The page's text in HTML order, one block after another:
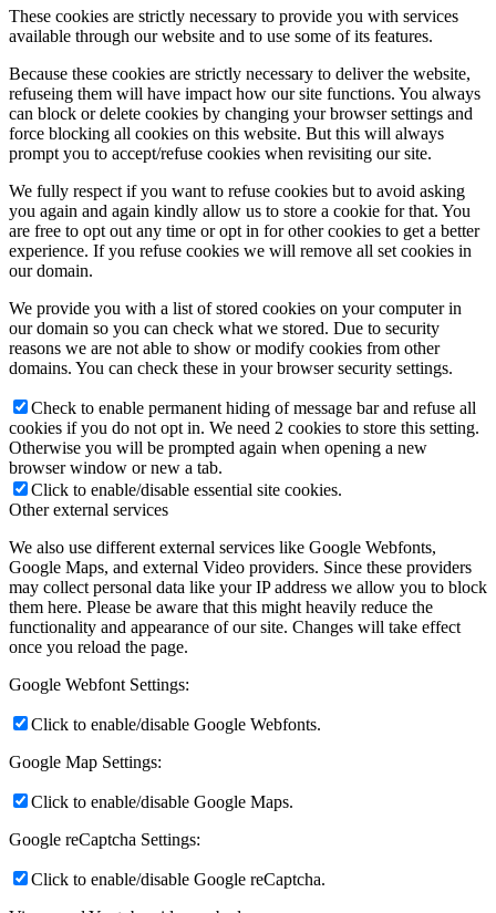
These cookies are strictly necessary to provide you with services
available through our website and to use some of its features.
Because these cookies are strictly necessary to deliver the website,
refuseing them will have impact how our site functions. You always
can block or delete cookies by changing your browser settings and
force blocking all cookies on this website. But this will always
prompt you to accept/refuse cookies when revisiting our site.
We fully respect if you want to refuse cookies but to avoid asking
you again and again kindly allow us to store a cookie for that. You
are free to opt out any time or opt in for other cookies to get a better
experience. If you refuse cookies we will remove all set cookies in
our domain.
We provide you with a list of stored cookies on your computer in
our domain so you can check what we stored. Due to security
reasons we are not able to show or modify cookies from other
domains. You can check these in your browser security settings.
Check to enable permanent hiding of message bar and refuse all
cookies if you do not opt in. We need 2 cookies to store this setting.
Otherwise you will be prompted again when opening a new
browser window or new a tab.
Click to enable/disable essential site cookies.
Other external services
We also use different external services like Google Webfonts,
Google Maps, and external Video providers. Since these providers
may collect personal data like your IP address we allow you to block
them here. Please be aware that this might heavily reduce the
functionality and appearance of our site. Changes will take effect
once you reload the page.
Google Webfont Settings:
Click to enable/disable Google Webfonts.
Google Map Settings:
Click to enable/disable Google Maps.
Google reCaptcha Settings:
Click to enable/disable Google reCaptcha.